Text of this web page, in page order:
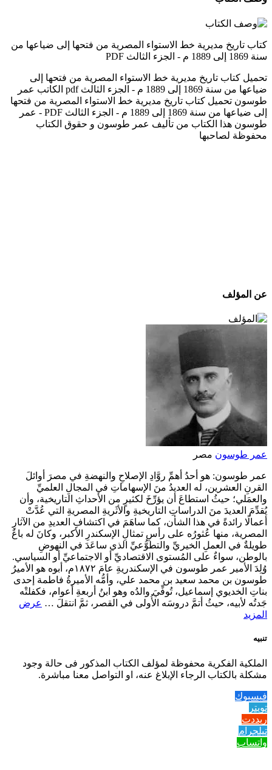
كتاب تاريخ مديرية خط الاستواء المصرية من فتحها إلى ضياعها من
سنة 1869 إلى 1889 م - الجزء الثالث PDF
تحميل كتاب تاريخ مديرية خط الاستواء المصرية من فتحها إلى
ضياعها من سنة 1869 إلى 1889 م - الجزء الثالث pdf الكاتب عمر
طوسون تحميل كتاب تاريخ مديرية خط الاستواء المصرية من فتحها
إلى ضياعها من سنة 1869 إلى 1889 م - الجزء الثالث PDF - عمر
طوسون هذا الكتاب من تأليف عمر طوسون و حقوق الكتاب
محفوظة لصاحبها
عن المؤلف
عمر طوسون مصر
عمر طوسون: هو أحدُ أهمِّ روَّادِ الإصلاحِ والنهضةِ في مصرَ أوائلَ
القرنِ العشرين، له العديدُ منَ الإسهاماتِ في المجالِ العلميِّ
والعمَلي؛ حيثُ استطاعَ أن يؤرِّخَ لكثيرٍ من الأحداثِ التاريخية، وأن
يُقدِّمَ العديدَ منَ الدراساتِ التاريخيةِ والأثَريةِ المصريةِ التي عُدَّتْ
أعمالًا رائدةً في هذا الشأن، كما ساهَمَ في اكتشافِ العديدِ من الآثارِ
المصرية، منها عُثورُه على رأسِ تمثالِ الإسكندرِ الأكبر، وكانَ له باعٌ
طويلةٌ في العملِ الخيريِّ والتطوُّعيِّ الذي ساعَدَ في النهوضِ
بالوطن، سواءٌ على المُستوى الاقتصاديِّ أو الاجتماعيِّ أو السياسي.
وُلِدَ الأمير عمر طوسون في الإسكندريةِ عامَ ١٨٧٢م، أبوه هو الأميرُ
طوسون بن محمد سعيد بن محمد علي، وأمُّه الأميرةُ فاطمة إحدى
بناتِ الخديوي إسماعيل، تُوفِّيَ والدُه وهو ابنُ أربعةِ أعوام، فكفلتْه
جَدتُه لأبيه، حيثُ أتمَّ دروسَه الأُولى في القصر، ثمَّ انتقلَ … عرض
المزيد
تنبيه
الملكية الفكرية محفوظة لمؤلف الكتاب المذكور فى حالة وجود
مشكلة بالكتاب الرجاء الإبلاغ عنه، او التواصل معنا مباشرة.
فيسبوك
تويتر
ريددت
تيلجرام
واتساب